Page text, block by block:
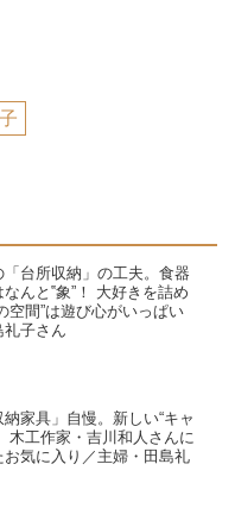
「台所収納」の工夫。食器
んと‟象”！ 大好きを詰め
空間”は遊び心がいっぱい
礼子さん
家具」自慢。新しい“キャ
木工作家・吉川和人さんに
お気に入り／主婦・田島礼